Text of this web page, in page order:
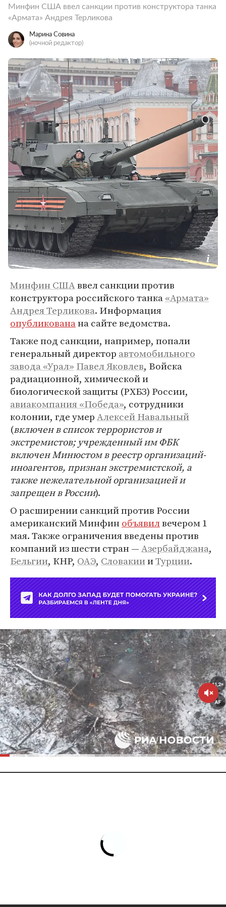
Минфин США ввел санкции против конструктора танка
«Армата» Андрея Терликова
Марина Совина
(ночной редактор)
Минфин СШАввел санкции против
конструктора российского танка«Армата»
Андрея Терликова. Информация
опубликованана сайте ведомства.
Также под санкции, например, попали
генеральный директор автомобильного
завода «Урал» Павел Яковлев, Войска
радиационной, химической и
биологической защиты (РХБЗ) России,
авиакомпания «Победа», сотрудники
колонии, где умерАлексей Навальный
(включен в список террористов и
экстремистов; учрежденный им ФБК
включен Минюстом в реестр организаций-
иноагентов, признан экстремистской, а
также нежелательной организацией и
запрещен в России).
О расширении санкций против России
американский Минфинобъявилвечером 1
мая. Также ограничения введены против
компаний из шести стран —Азербайджана,
Бельгии, КНР, ОАЭ, СловакиииТурции.